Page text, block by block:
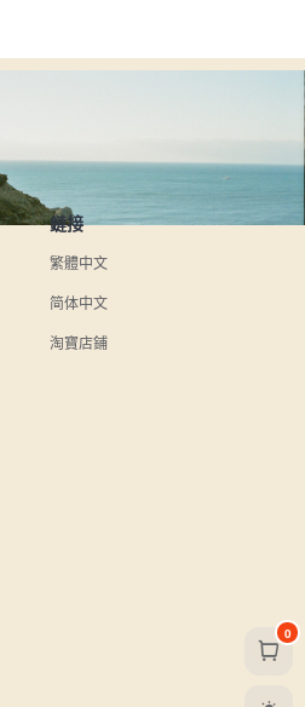
鏈接
繁體中文
简体中文
淘寶店鋪
0